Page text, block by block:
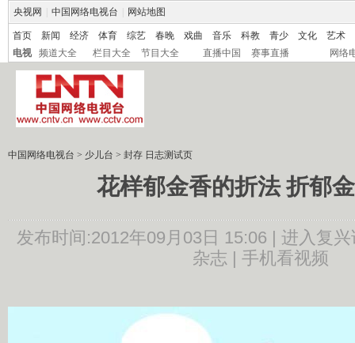
央视网 中国网络电视台 网站地图
首页 新闻 经济 体育 综艺 春晚 戏曲 音乐 科教 青少 文化
艺术
电视
频道大全 栏目大全 节目大全 直播中国 赛事直播 网络
中国网络电视台 > 少儿台 > 封存 日志测试页
花样郁金香的折法 折郁
发布时间:2012年09月03日 15:06 | 进入复兴
杂志 | 手机看视频